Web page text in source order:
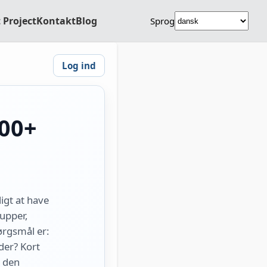
ProjectKontaktBlog Sprog
Log ind
at have
er:
Kort